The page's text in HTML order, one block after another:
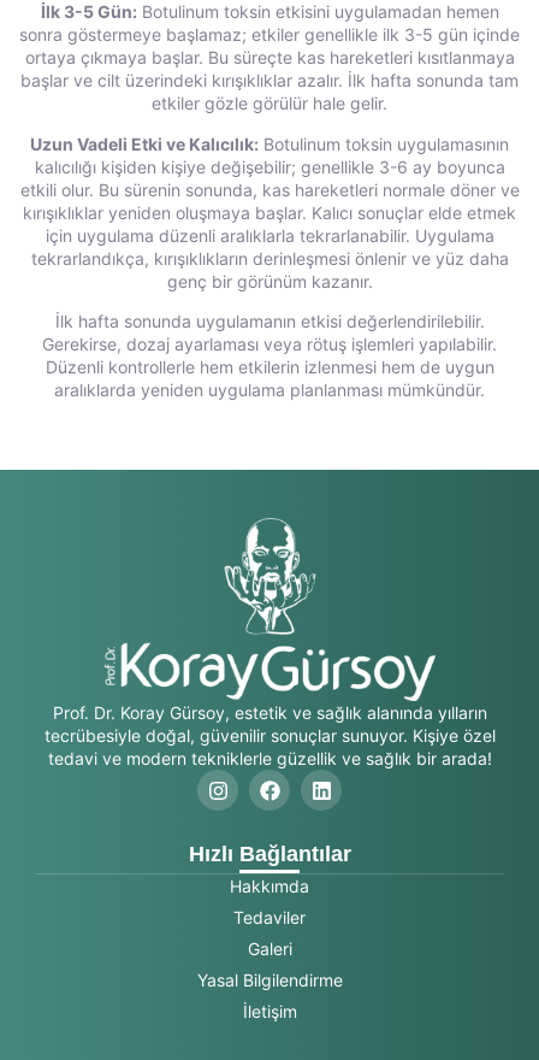
İlk 3-5 Gün: Botulinum toksin etkisini uygulamadan hemen
sonra göstermeye başlamaz; etkiler genellikle ilk 3-5 gün içinde
ortaya çıkmaya başlar. Bu süreçte kas hareketleri kısıtlanmaya
başlar ve cilt üzerindeki kırışıklıklar azalır. İlk hafta sonunda tam
etkiler gözle görülür hale gelir.
Uzun Vadeli Etki ve Kalıcılık: Botulinum toksin uygulamasının
kalıcılığı kişiden kişiye değişebilir; genellikle 3-6 ay boyunca
etkili olur. Bu sürenin sonunda, kas hareketleri normale döner ve
kırışıklıklar yeniden oluşmaya başlar. Kalıcı sonuçlar elde etmek
için uygulama düzenli aralıklarla tekrarlanabilir. Uygulama
tekrarlandıkça, kırışıklıkların derinleşmesi önlenir ve yüz daha
genç bir görünüm kazanır.
İlk hafta sonunda uygulamanın etkisi değerlendirilebilir.
Gerekirse, dozaj ayarlaması veya rötuş işlemleri yapılabilir.
Düzenli kontrollerle hem etkilerin izlenmesi hem de uygun
aralıklarda yeniden uygulama planlanması mümkündür.
Prof. Dr. Koray Gürsoy, estetik ve sağlık alanında yılların
tecrübesiyle doğal, güvenilir sonuçlar sunuyor. Kişiye özel
tedavi ve modern tekniklerle güzellik ve sağlık bir arada!
Hızlı Bağlantılar
Hakkımda
Tedaviler
Galeri
Yasal Bilgilendirme
İletişim